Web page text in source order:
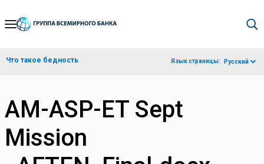
Skip
Navigation
Что такое бедность Язык страницы: Русский
AM-ASP-ET Sept
Mission